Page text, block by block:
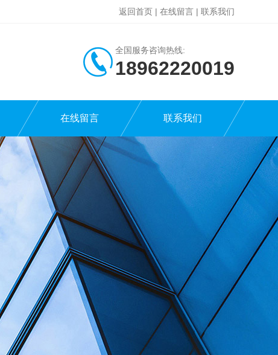
返回首页 | 在线留言 | 联系我们
全国服务咨询热线:
18962220019
在线留言 联系我们